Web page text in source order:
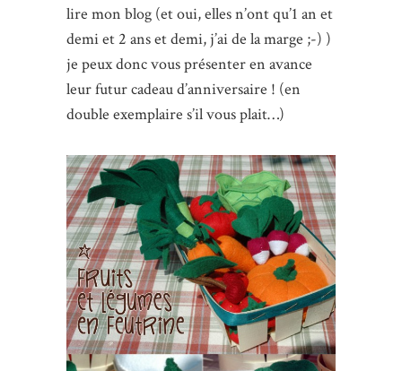
lire mon blog (et oui, elles n’ont qu’1 an et
demi et 2 ans et demi, j’ai de la marge ;-) )
je peux donc vous présenter en avance
leur futur cadeau d’anniversaire ! (en
double exemplaire s’il vous plait…)